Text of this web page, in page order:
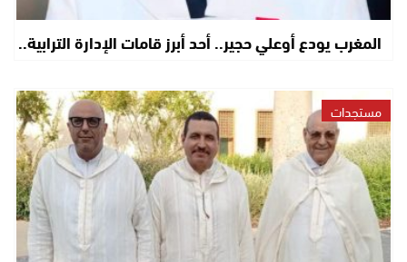
المغرب يودع أوعلي حجير.. أحد أبرز قامات الإدارة الترابية..
مستجدات